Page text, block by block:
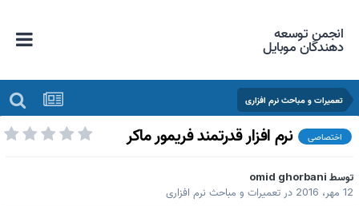
انجمن توسعه
دهندگان موبایل
تعمیرات و مباحث نرم افزاری
اختصاصی نرم افزار قدرتمند فریمور ماکر
omid ghorbani
2016
درتعمیرات و مباحث نرم افزاری